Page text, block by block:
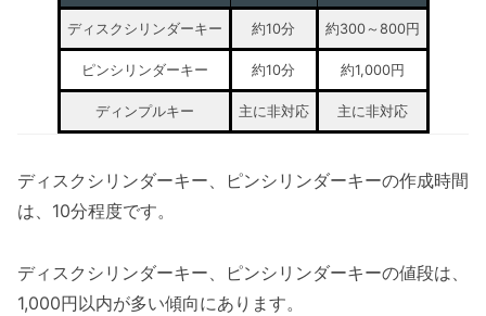
ディスクシリンダーキー 約10分 約300～800円
ピンシリンダーキー 約10分 約1,000円
ディンプルキー 主に非対応 主に非対応
ディスクシリンダーキー、ピンシリンダーキーの作成時間
は、10分程度です。
ディスクシリンダーキー、ピンシリンダーキーの値段は、
1,000円以内が多い傾向にあります。